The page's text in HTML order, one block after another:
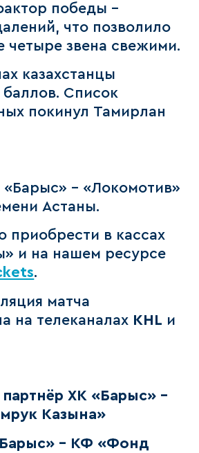
победы –
что позволило
четыре звена свежими.
казахстанцы
баллов. Список
покинул Тамирлан
«Барыс» – «Локомотив»
Астаны.
приобрести в кассах
и на нашем ресурсе
.
матча
на телеканалах KHL и
ХК «Барыс» –
Казына»
- КФ «Фонд